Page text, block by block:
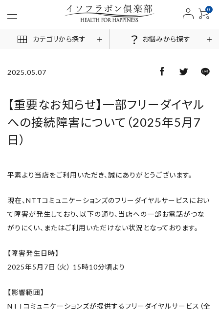
0
カテゴリから探す お悩みから探す
ACCOUNT MENU
ログイン 新規会員登録
お悩みから探す
お客様の声
取扱店舗
ご利用規約
2025.05.07
【重要なお知らせ】一部フリーダイヤル
への接続障害について（2025年5月7
日）
平素より当店をご利用いただき、誠にありがとうございます。
現在、NTTコミュニケーションズのフリーダイヤルサービスにおい
て障害が発生しており、以下の通り、当店への一部お電話がつな
がりにくい、またはご利用いただけない状況となっております。
【障害発生日時】
2025年5月7日（火） 15時10分頃より
【影響範囲】
NTTコミュニケーションズが提供するフリーダイヤルサービス（全